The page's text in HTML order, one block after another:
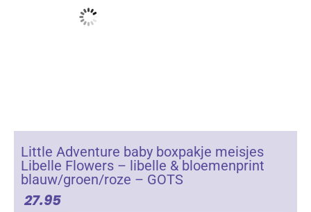
Little Adventure baby boxpakje meisjes
Libelle Flowers – libelle & bloemenprint
blauw/groen/roze – GOTS
27.95